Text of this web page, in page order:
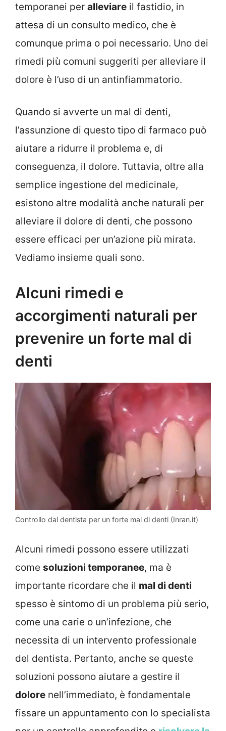
temporanei per alleviare il fastidio, in
attesa di un consulto medico, che è
comunque prima o poi necessario. Uno dei
rimedi più comuni suggeriti per alleviare il
dolore è l’uso di un antinfiammatorio.
Quando si avverte un mal di denti,
l’assunzione di questo tipo di farmaco può
aiutare a ridurre il problema e, di
conseguenza, il dolore. Tuttavia, oltre alla
semplice ingestione del medicinale,
esistono altre modalità anche naturali per
alleviare il dolore di denti, che possono
essere efficaci per un’azione più mirata.
Vediamo insieme quali sono.
Alcuni rimedi e
accorgimenti naturali per
prevenire un forte mal di
denti
Controllo dal dentista per un forte mal di denti (Inran.it)
Alcuni rimedi possono essere utilizzati
come soluzioni temporanee, ma è
importante ricordare che il mal di denti
spesso è sintomo di un problema più serio,
come una carie o un’infezione, che
necessita di un intervento professionale
del dentista. Pertanto, anche se queste
soluzioni possono aiutare a gestire il
dolore nell’immediato, è fondamentale
fissare un appuntamento con lo specialista